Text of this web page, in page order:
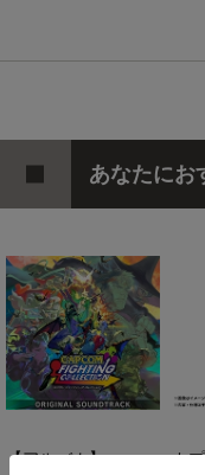
あなたにお
【アルバム】
カ